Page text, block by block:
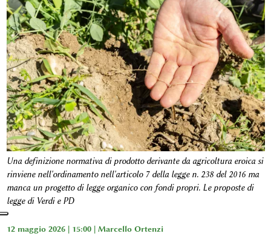
Una definizione normativa di prodotto derivante da agricoltura eroica si
rinviene nell'ordinamento nell'articolo 7 della legge n. 238 del 2016 ma
manca un progetto di legge organico con fondi propri. Le proposte di
legge di Verdi e PD
12 maggio 2026 | 15:00 | Marcello Ortenzi